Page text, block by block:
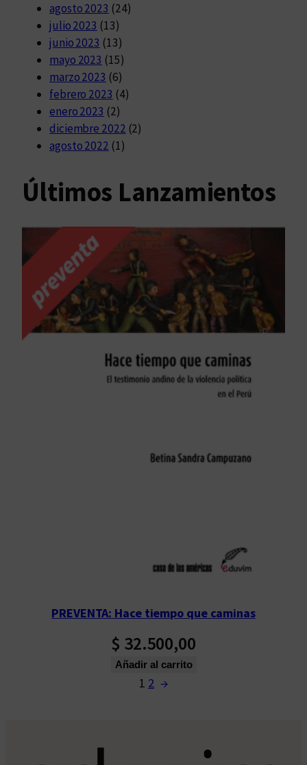
agosto 2023 (24)
julio 2023 (13)
junio 2023 (13)
mayo 2023 (15)
marzo 2023 (6)
febrero 2023 (4)
enero 2023 (2)
diciembre 2022 (2)
agosto 2022 (1)
Últimos Lanzamientos
PREVENTA: Hace tiempo que caminas
$ 32.500,00
Añadir al carrito
1 2 →